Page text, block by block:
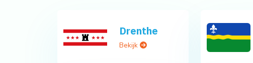
Drenthe
Bekijk